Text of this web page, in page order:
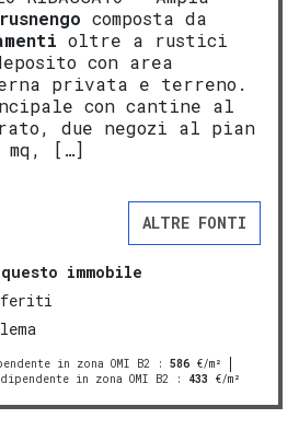
composta da
oltre a rustici
con area
privata e terreno.
con cantine al
due negozi al pian
mq, […]
ALTRE FONTI
questo immobile
in zona OMI B2 : 586 €/m²
in zona OMI B2 : 433 €/m²